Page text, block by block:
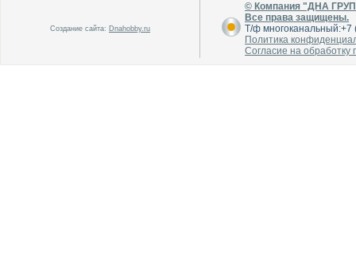
Создание сайта: Dnahobby.ru
© Компания "ДНА
Все права защищены.
Т/ф
Политика
Согласие на